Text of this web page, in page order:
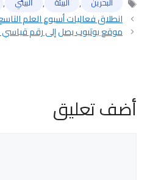
الوسوم
انطلاق فعاليات أسبوع العلم
موقع يوتيوب يصل إلى رقم
أضف تعليق